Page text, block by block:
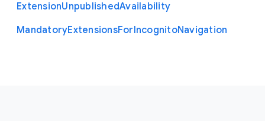
ExtensionUnpublishedAvailability
MandatoryExtensionsForIncognitoNavigation